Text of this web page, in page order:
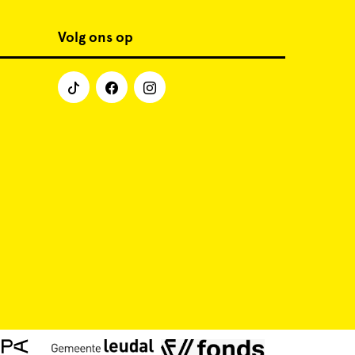
Volg ons op